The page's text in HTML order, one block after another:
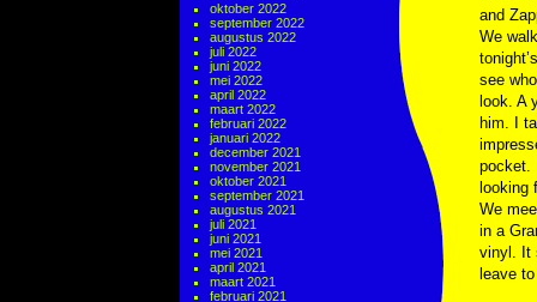
oktober 2022
september 2022
augustus 2022
juli 2022
juni 2022
mei 2022
april 2022
maart 2022
februari 2022
januari 2022
december 2021
november 2021
oktober 2021
september 2021
augustus 2021
juli 2021
juni 2021
mei 2021
april 2021
maart 2021
februari 2021
and
We
see
look. A
him. I
pocket.
looking
We
in a
vinyl. It
leave